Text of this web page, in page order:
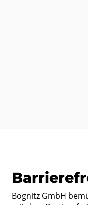
Bognitz GmbH